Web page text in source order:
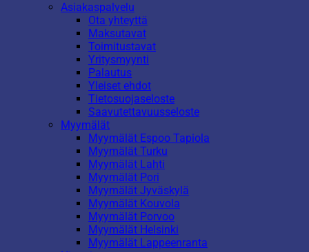
Asiakaspalvelu
Ota yhteyttä
Maksutavat
Toimitustavat
Yritysmyynti
Palautus
Yleiset ehdot
Tietosuojaseloste
Saavutettavuusseloste
Myymälät
Myymälät Espoo Tapiola
Myymälät Turku
Myymälät Lahti
Myymälät Pori
Myymälät Jyväskylä
Myymälät Kouvola
Myymälät Porvoo
Myymälät Helsinki
Myymälät Lappeenranta